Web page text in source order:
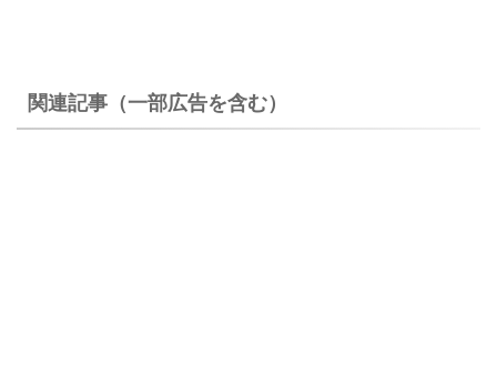
関連記事（一部広告を含む）